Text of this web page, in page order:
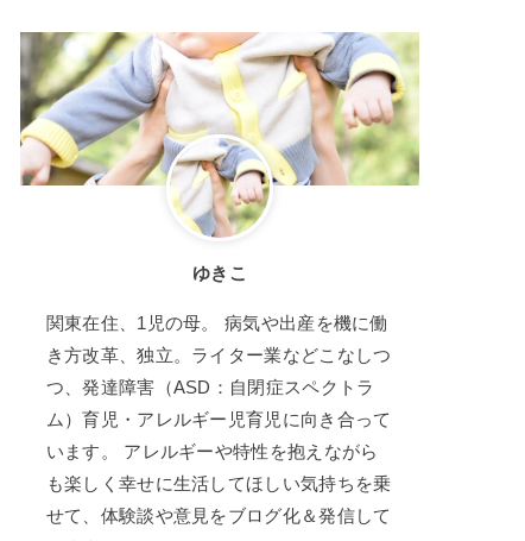
ゆきこ
関東在住、1児の母。 病気や出産を機に働
き方改革、独立。ライター業などこなしつ
つ、発達障害（ASD：自閉症スペクトラ
ム）育児・アレルギー児育児に向き合って
います。 アレルギーや特性を抱えながら
も楽しく幸せに生活してほしい気持ちを乗
せて、体験談や意見をブログ化＆発信して